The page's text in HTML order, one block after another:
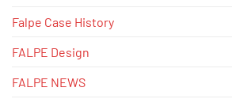
Falpe Case History
FALPE Design
FALPE NEWS